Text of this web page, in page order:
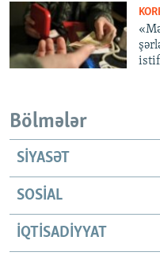
Bölmələr
SIYASƏT
SOSIAL
İQTISADIYYAT